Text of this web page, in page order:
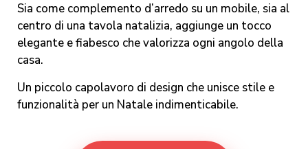
Sia come complemento d’arredo su un mobile, sia al
centro di una tavola natalizia, aggiunge un tocco
elegante e fiabesco che valorizza ogni angolo della
casa.
Un piccolo capolavoro di design che unisce stile e
funzionalità per un Natale indimenticabile.